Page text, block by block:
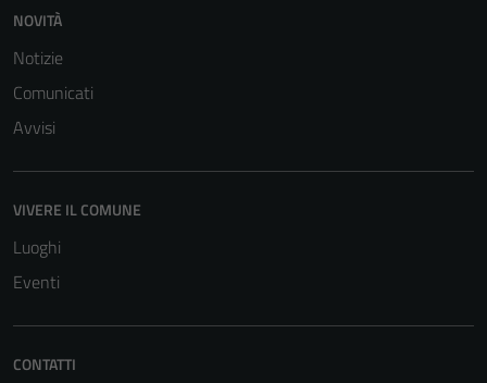
NOVITÀ
Notizie
Comunicati
Avvisi
VIVERE IL COMUNE
Luoghi
Eventi
CONTATTI